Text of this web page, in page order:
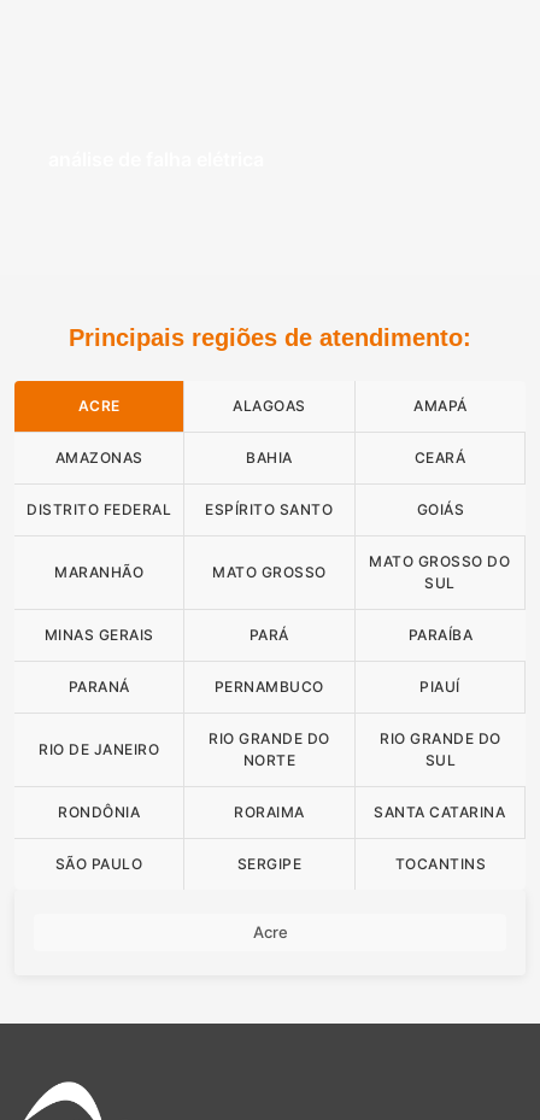
Principais regiões de atendimento:
ACRE ALAGOAS AMAPÁ
AMAZONAS BAHIA CEARÁ
DISTRITO FEDERAL ESPÍRITO SANTO GOIÁS
MARANHÃO MATO GROSSO
MATO GROSSO DO
SUL
MINAS GERAIS PARÁ PARAÍBA
PARANÁ PERNAMBUCO PIAUÍ
RIO DE JANEIRO
RIO GRANDE DO
NORTE
RIO GRANDE DO
SUL
RONDÔNIA RORAIMA SANTA CATARINA
SÃO PAULO SERGIPE TOCANTINS
Acre